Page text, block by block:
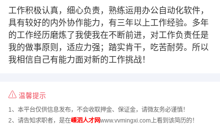
工作积极认真，细心负责，熟练运用办公自动化软件，
具有较好的内外协作能力，有三年以上工作经验。多年
的工作经历磨炼了我使我在不断前进，对工作负责任是
我的做事原则，适应力强；踏实肯干，吃苦耐劳。所以
我相信自己有能力面对新的工作挑战！
温馨提示
1、本平台仅供信息发布，不会收取押金、保证金，请微友务必谨慎！
2、请告知求职者，是在嵊泗人才网www.vvmingxi.com上看到该简历的！